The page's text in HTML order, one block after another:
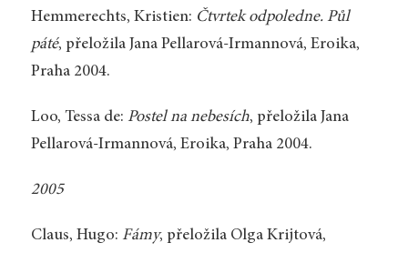
Hemmerechts, Kristien: Čtvrtek odpoledne. Půl
páté, přeložila Jana Pellarová-Irmannová, Eroika,
Praha 2004.
Loo, Tessa de: Postel na nebesích, přeložila Jana
Pellarová-Irmannová, Eroika, Praha 2004.
2005
Claus, Hugo: Fámy, přeložila Olga Krijtová,